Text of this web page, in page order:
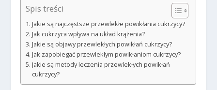
Spis treści
Jakie są najczęstsze przewlekłe powikłania cukrzycy?
Jak cukrzyca wpływa na układ krążenia?
Jakie są objawy przewlekłych powikłań cukrzycy?
Jak zapobiegać przewlekłym powikłaniom cukrzycy?
Jakie są metody leczenia przewlekłych powikłań
cukrzycy?